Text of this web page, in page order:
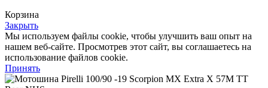
Корзина
Закрыть
Мы используем файлы cookie, чтобы улучшить ваш опыт на
нашем веб-сайте. Просмотрев этот сайт, вы соглашаетесь на
использование файлов cookie.
Принять